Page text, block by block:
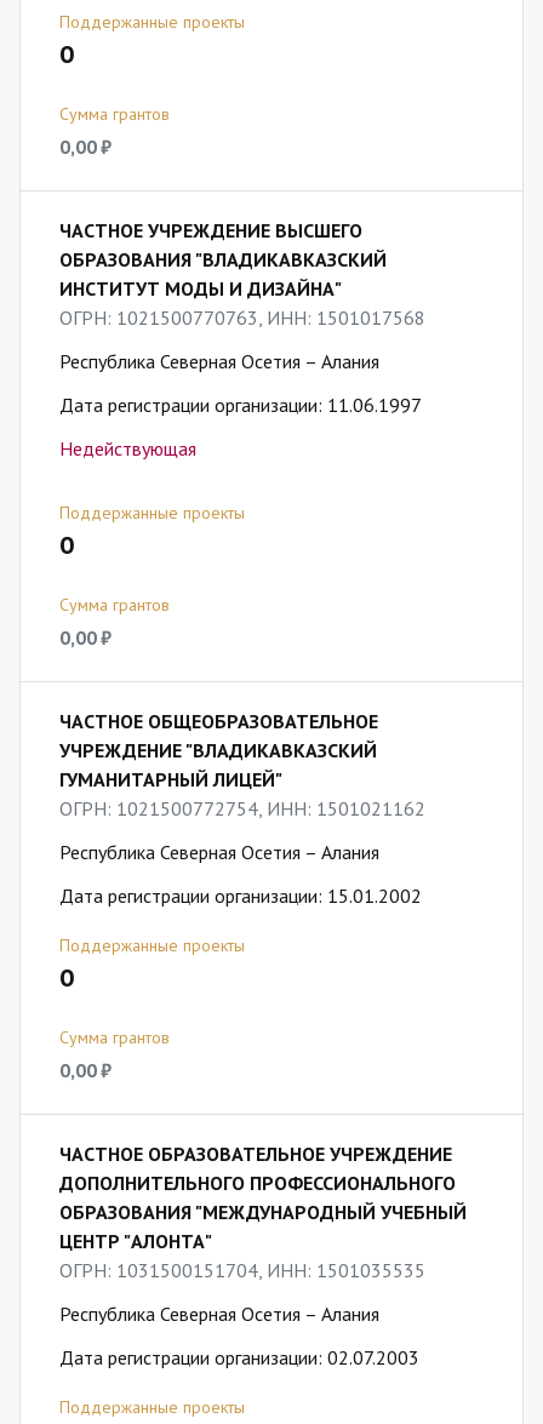
Поддержанные проекты
0
Сумма грантов
0,00 ₽
ЧАСТНОЕ УЧРЕЖДЕНИЕ ВЫСШЕГО
ОБРАЗОВАНИЯ "ВЛАДИКАВКАЗСКИЙ
ИНСТИТУТ МОДЫ И ДИЗАЙНА"
ОГРН: 1021500770763, ИНН: 1501017568
Республика Северная Осетия – Алания
Дата регистрации организации: 11.06.1997
Недействующая
Поддержанные проекты
0
Сумма грантов
0,00 ₽
ЧАСТНОЕ ОБЩЕОБРАЗОВАТЕЛЬНОЕ
УЧРЕЖДЕНИЕ "ВЛАДИКАВКАЗСКИЙ
ГУМАНИТАРНЫЙ ЛИЦЕЙ"
ОГРН: 1021500772754, ИНН: 1501021162
Республика Северная Осетия – Алания
Дата регистрации организации: 15.01.2002
Поддержанные проекты
0
Сумма грантов
0,00 ₽
ЧАСТНОЕ ОБРАЗОВАТЕЛЬНОЕ УЧРЕЖДЕНИЕ
ДОПОЛНИТЕЛЬНОГО ПРОФЕССИОНАЛЬНОГО
ОБРАЗОВАНИЯ "МЕЖДУНАРОДНЫЙ УЧЕБНЫЙ
ЦЕНТР "АЛОНТА"
ОГРН: 1031500151704, ИНН: 1501035535
Республика Северная Осетия – Алания
Дата регистрации организации: 02.07.2003
Поддержанные проекты